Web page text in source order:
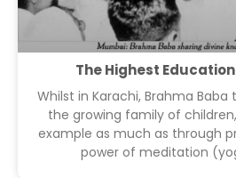
The Highest
Whilst in Karachi, Brahma
the growing family of
example as much as through
power of meditation